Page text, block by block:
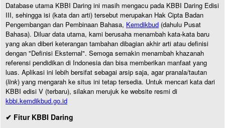
Database utama KBBI Daring ini masih mengacu pada KBBI Daring Edisi
III, sehingga isi (kata dan arti) tersebut merupakan Hak Cipta Badan
Pengembangan dan Pembinaan Bahasa, Kemdikbud (dahulu Pusat
Bahasa). Diluar data utama, kami berusaha menambah kata-kata baru
yang akan diberi keterangan tambahan dibagian akhir arti atau definisi
dengan "Definisi Eksternal". Semoga semakin menambah khazanah
referensi pendidikan di Indonesia dan bisa memberikan manfaat yang
luas. Aplikasi ini lebih bersifat sebagai arsip saja, agar pranala/tautan
(link) yang mengarah ke situs ini tetap tersedia. Untuk mencari kata dari
KBBI edisi V (terbaru), silakan merujuk ke website resmi di
kbbi.kemdikbud.go.id
✔ Fitur KBBI Daring